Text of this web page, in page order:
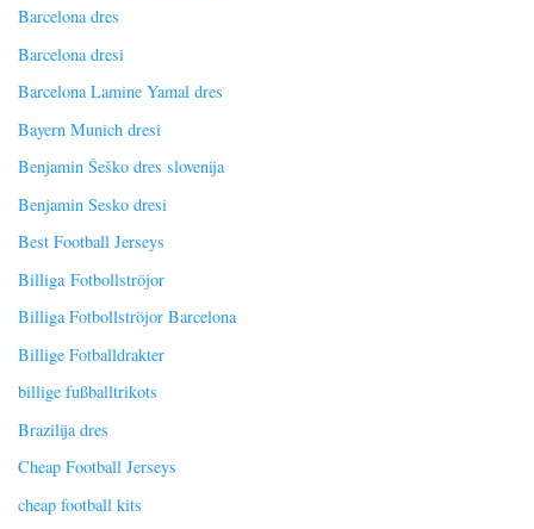
Barcelona dres
Barcelona dresi
Barcelona Lamine Yamal dres
Bayern Munich dresi
Benjamin Šeško dres slovenija
Benjamin Sesko dresi
Best Football Jerseys
Billiga Fotbollströjor
Billiga Fotbollströjor Barcelona
Billige Fotballdrakter
billige fußballtrikots
Brazilija dres
Cheap Football Jerseys
cheap football kits